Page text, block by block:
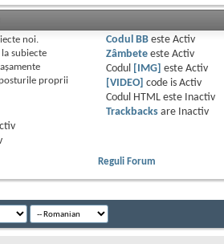
noi.
subiecte
proprii
Codul BBeste Activ
Zâmbeteeste Activ
Codul
[IMG] este Activ
[VIDEO]
code is Activ
Codul HTML este
Inactiv
Trackbacksare
Inactiv
Reguli Forum